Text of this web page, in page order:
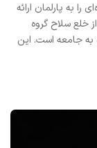
دولت ترکیه متن کامل لایحه‌ای ۱۲ ماده‌ای را به پارلمان ارائه
خلع سلاح گروه
جامعه است. این